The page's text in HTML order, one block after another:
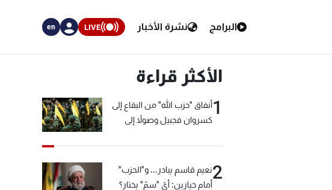
البرامج نشرة الأخبار LIVE
en
الأكثر قراءة
1أنفاق "حزب الله" من البقاع إلى
كسروان فجبيل وصولاً إلى
2نعيم قاسم يبادر... و"الحزب"
أمام خيارين: أيّ "سمّ" يختار؟